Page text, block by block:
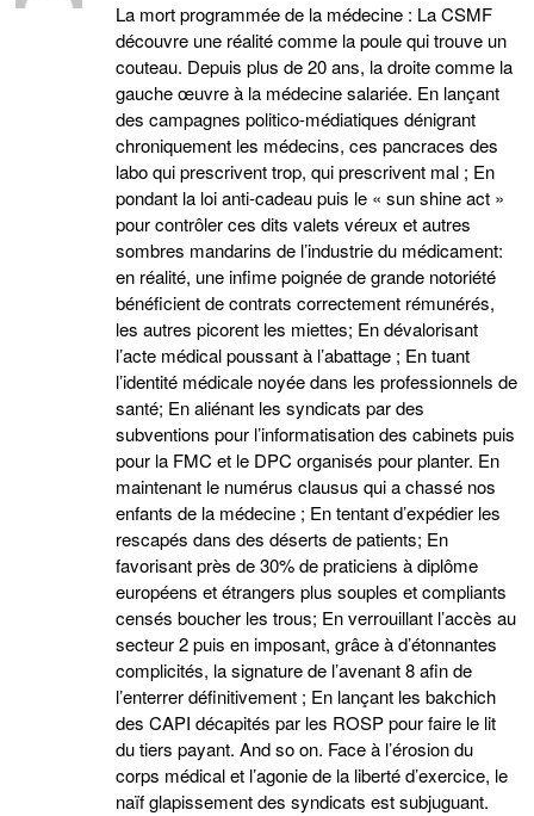
La mort programmée de la médecine : La CSMF
découvre une réalité comme la poule qui trouve un
couteau. Depuis plus de 20 ans, la droite comme la
gauche œuvre à la médecine salariée. En lançant
des campagnes politico-médiatiques dénigrant
chroniquement les médecins, ces pancraces des
labo qui prescrivent trop, qui prescrivent mal ; En
pondant la loi anti-cadeau puis le « sun shine act »
pour contrôler ces dits valets véreux et autres
sombres mandarins de l’industrie du médicament:
en réalité, une infime poignée de grande notoriété
bénéficient de contrats correctement rémunérés,
les autres picorent les miettes; En dévalorisant
l’acte médical poussant à l’abattage ; En tuant
l’identité médicale noyée dans les professionnels de
santé; En aliénant les syndicats par des
subventions pour l’informatisation des cabinets puis
pour la FMC et le DPC organisés pour planter. En
maintenant le numérus clausus qui a chassé nos
enfants de la médecine ; En tentant d’expédier les
rescapés dans des déserts de patients; En
favorisant près de 30% de praticiens à diplôme
européens et étrangers plus souples et compliants
censés boucher les trous; En verrouillant l’accès au
secteur 2 puis en imposant, grâce à d’étonnantes
complicités, la signature de l’avenant 8 afin de
l’enterrer définitivement ; En lançant les bakchich
des CAPI décapités par les ROSP pour faire le lit
du tiers payant. And so on. Face à l’érosion du
corps médical et l’agonie de la liberté d’exercice, le
naïf glapissement des syndicats est subjuguant.